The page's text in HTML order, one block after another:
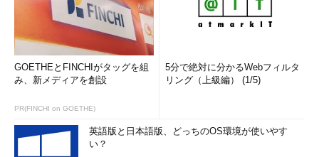
GOETHEとFINCHIがタッグを組
み、新メディアを創設
PR(FINCHI on GOETHE)
5分で絶対に分かるWebフィルタ
リング（上級編） (1/5)
英語版と日本語版、どっちのOS環境が使いやす
い？